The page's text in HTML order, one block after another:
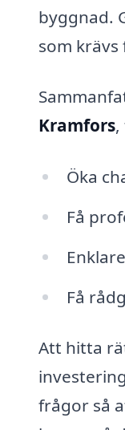
byggnad.
som
Kramfors,
Öka
Få
Få
Att hitta
frågor så